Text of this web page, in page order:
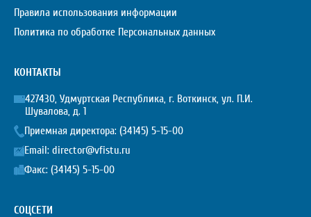
Правила использования информации
Политика по обработке Персональных данных
КОНТАКТЫ
427430, Удмуртская Республика, г. Воткинск, ул. П.И.
Шувалова, д. 1
Приемная директора: (34145) 5-15-00
Email: director@vfistu.ru
Факс: (34145) 5-15-00
СОЦСЕТИ